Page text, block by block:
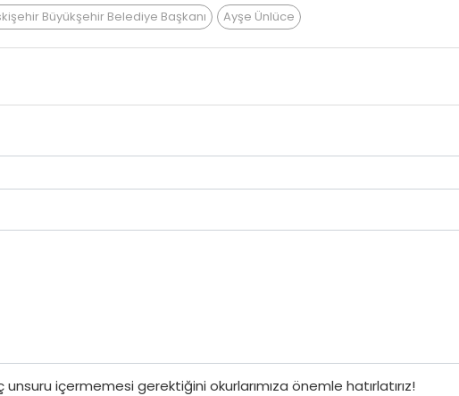
Büyükşehir Belediye Başkanı Ayşe Ünlüce
içermemesi gerektiğini okurlarımıza önemle hatırlatırız!